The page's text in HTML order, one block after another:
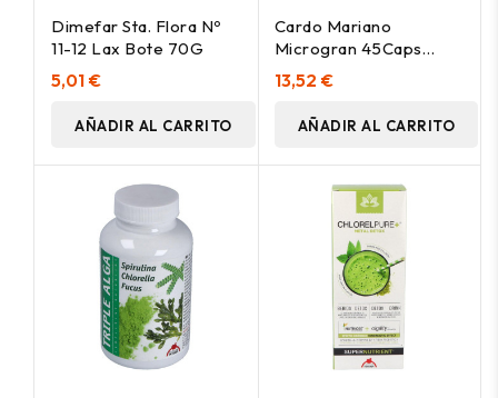
Dimefar Sta. Flora Nº
11-12 Lax Bote 70G
5,01 €
AÑADIR AL CARRITO
Cardo Mariano
Microgran 45Caps
Neovital
13,52 €
AÑADIR AL CARRITO